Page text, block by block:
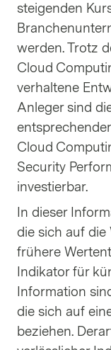
steigenden
werden. Trotz
Cloud
verhaltene
Anleger sind
Cloud
Security
investierbar.
In dieser
die sich auf die
frühere
Indikator für
Information
die sich auf
beziehen.